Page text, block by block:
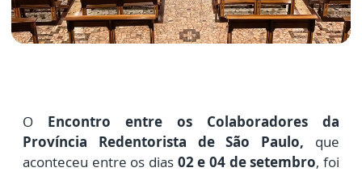
O Encontro entre os Colaboradores da
Província Redentorista de São Paulo, que
aconteceu entre os dias 02 e 04 de setembro, foi